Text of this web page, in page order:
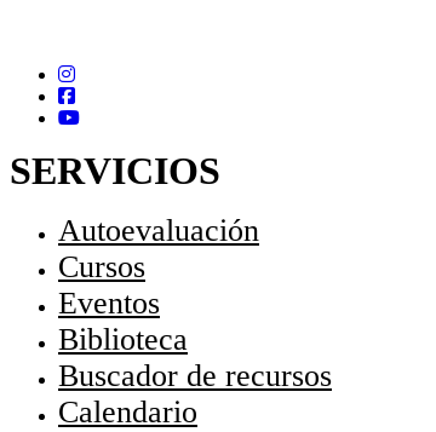
SERVICIOS
Autoevaluación
Cursos
Eventos
Biblioteca
Buscador de recursos
Calendario